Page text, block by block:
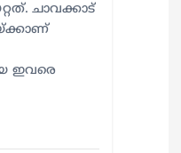
ചാവക്കാട്
ഇവരെ